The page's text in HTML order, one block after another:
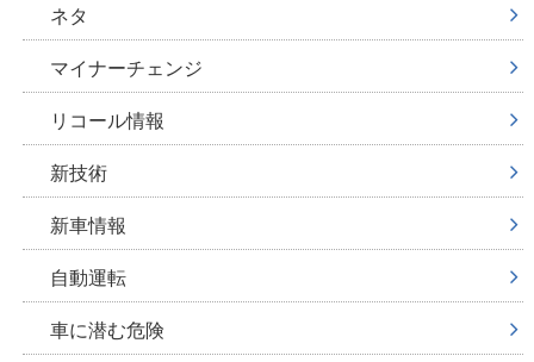
ネタ
マイナーチェンジ
リコール情報
新技術
新車情報
自動運転
車に潜む危険